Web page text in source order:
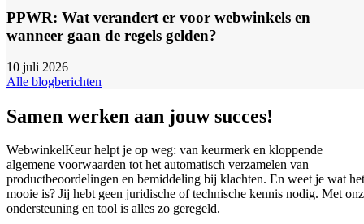
PPWR: Wat verandert er voor webwinkels en
wanneer gaan de regels gelden?
10 juli 2026
Alle blogberichten
Samen werken aan jouw succes!
WebwinkelKeur helpt je op weg: van keurmerk en kloppende
algemene voorwaarden tot het automatisch verzamelen van
productbeoordelingen en bemiddeling bij klachten. En weet je wat het
mooie is? Jij hebt geen juridische of technische kennis nodig. Met
ondersteuning en tool is alles zo geregeld.